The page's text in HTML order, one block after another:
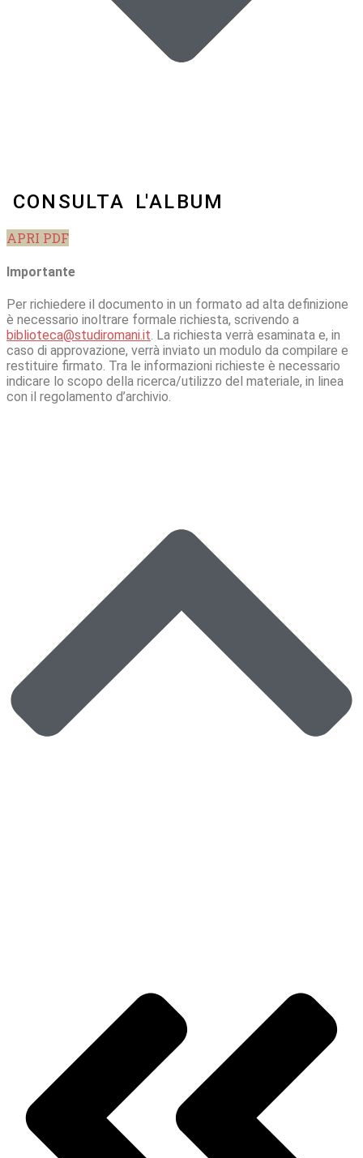
CONSULTA L'ALBUM
APRI PDF
Importante
Per richiedere il documento in un formato ad alta definizione
è necessario inoltrare formale richiesta, scrivendo a
biblioteca@studiromani.it. La richiesta verrà esaminata e, in
caso di approvazione, verrà inviato un modulo da compilare e
restituire firmato. Tra le informazioni richieste è necessario
indicare lo scopo della ricerca/utilizzo del materiale, in linea
con il regolamento d’archivio.